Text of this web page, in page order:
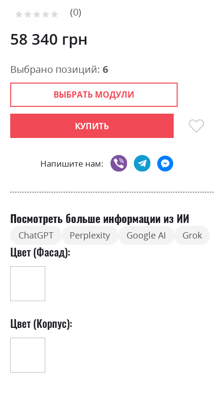
the
gallery
Рейтинг: 0
58 340 грн
ВЫБРАТЬ МОДУЛИ
КУПИТЬ
Напишите нам:
Выбрано позиций: 6
Посмотреть больше информации из ИИ
ChatGPT Perplexity Google AI Grok
Цвет (Фасад):
Цвет (Корпус):